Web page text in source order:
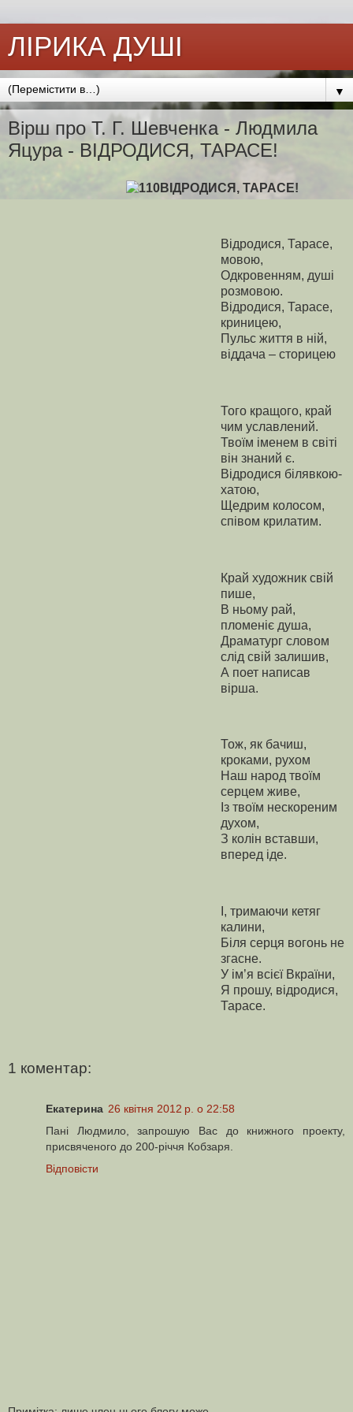
ЛІРИКА ДУШІ
▼
Вірш про Т. Г. Шевченка - Людмила
Яцура - ВІДРОДИСЯ, ТАРАСЕ!
ВІДРОДИСЯ, ТАРАСЕ!
Відродися, Тарасе,
мовою,
Одкровенням, душі
розмовою.
Відродися, Тарасе,
криницею,
Пульс життя в ній,
віддача – сторицею
Того кращого, край
чим уславлений.
Твоїм іменем в світі
він знаний є.
Відродися білявкою-
хатою,
Щедрим колосом,
співом крилатим.
Край художник свій
пише,
В ньому рай,
пломеніє душа,
Драматург словом
слід свій залишив,
А поет написав
вірша.
Тож, як бачиш,
кроками, рухом
Наш народ твоїм
серцем живе,
Із твоїм нескореним
духом,
З колін вставши,
вперед іде.
І, тримаючи кетяг
калини,
Біля серця вогонь не
згасне.
У ім’я всієї Вкраїни,
Я прошу, відродися,
Тарасе.
1 коментар:
Екатерина 26 квітня 2012 р. о 22:58
Пані Людмило, запрошую Вас до книжного проекту,
присвяченого до 200-річчя Кобзаря.
Відповісти